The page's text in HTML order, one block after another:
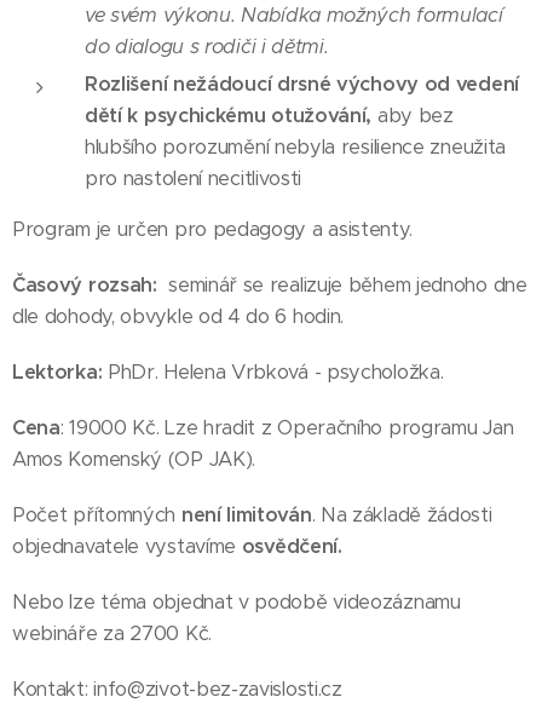
ve svém výkonu. Nabídka možných formulací
do dialogu s rodiči i dětmi.
Rozlišení nežádoucí drsné výchovy od vedení
dětí k psychickému otužování, aby bez
hlubšího porozumění nebyla resilience zneužita
pro nastolení necitlivosti
Program je určen pro pedagogy a asistenty.
Časový rozsah: seminář se realizuje během jednoho dne
dle dohody, obvykle od 4 do 6 hodin.
Lektorka: PhDr. Helena Vrbková - psycholožka.
Cena: 19000 Kč. Lze hradit z Operačního programu Jan
Amos Komenský (OP JAK).
Počet přítomných není limitován. Na základě žádosti
objednavatele vystavíme osvědčení.
Nebo lze téma objednat v podobě videozáznamu
webináře za 2700 Kč.
Kontakt: info@zivot-bez-zavislosti.cz